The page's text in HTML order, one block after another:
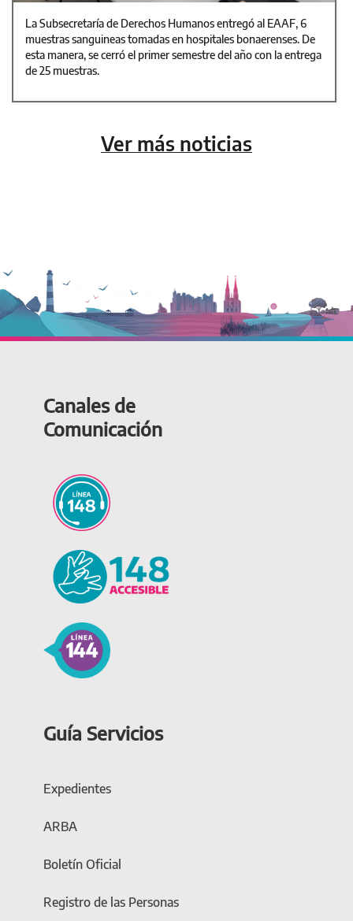
La Subsecretaría de Derechos Humanos entregó al EAAF, 6
muestras sanguineas tomadas en hospitales bonaerenses. De
esta manera, se cerró el primer semestre del año con la entrega
de 25 muestras.
Ver más noticias
Canales de
Comunicación
Guía Servicios
Expedientes
ARBA
Boletín Oficial
Registro de las Personas